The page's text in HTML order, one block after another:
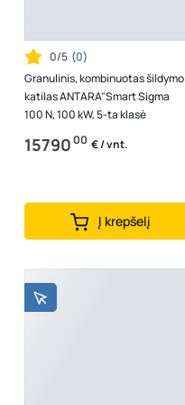
0/5 (0)
Granulinis, kombinuotas šildymo
katilas ANTARA"Smart Sigma
100 N, 100 kW, 5-ta klasė
1579000 € / vnt.
Į krepšelį